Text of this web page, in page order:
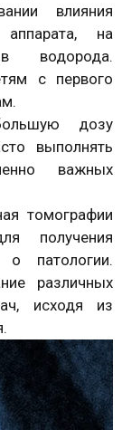
влияния
аппарата, на
водорода.
с первого
дозу
выполнять
важных
томографии
получения
патологии.
различных
исходя из